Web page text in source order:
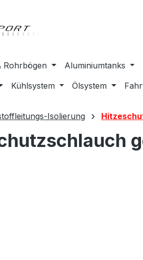
springen
Rohrbögen Aluminiumtanks
Kühlsystem Ölsystem
Isolierung